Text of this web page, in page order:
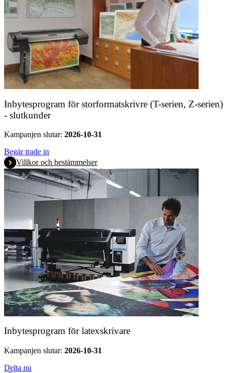
Inbytesprogram för storformatskrivre (T-serien, Z-serien)
- slutkunder
Kampanjen slutar: 2026-10-31
Begär trade in
Villkor och bestämmelser
Inbytesprogram för latexskrivare
Kampanjen slutar: 2026-10-31
Delta nu